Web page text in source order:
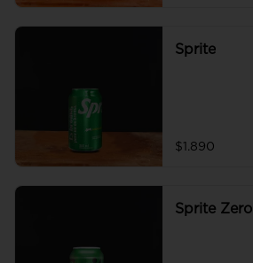
Sprite
$1.890
Sprite Zero